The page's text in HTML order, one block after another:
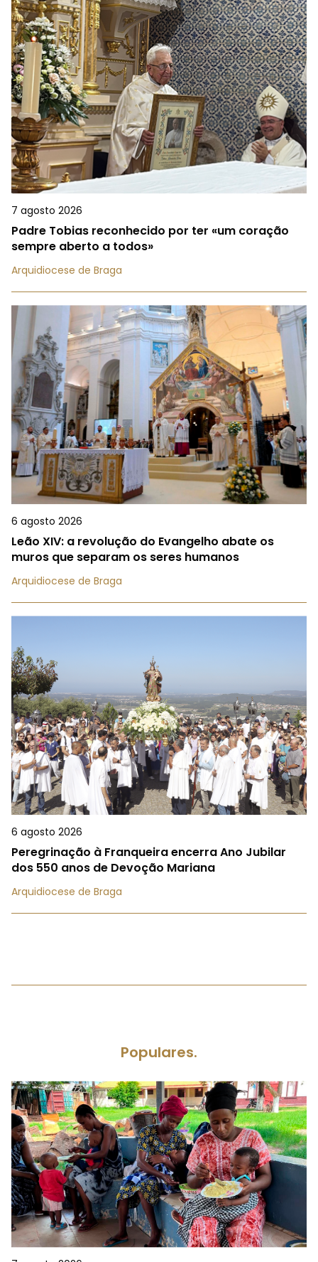
7 agosto 2026
Padre Tobias reconhecido por ter «um coração
sempre aberto a todos»
Arquidiocese de Braga
6 agosto 2026
Leão XIV: a revolução do Evangelho abate os
muros que separam os seres humanos
Arquidiocese de Braga
6 agosto 2026
Peregrinação à Franqueira encerra Ano Jubilar
dos 550 anos de Devoção Mariana
Arquidiocese de Braga
Populares.